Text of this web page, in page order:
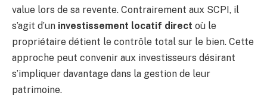
value lors de sa revente. Contrairement aux SCPI, il
s’agit d’un investissement locatif direct où le
propriétaire détient le contrôle total sur le bien. Cette
approche peut convenir aux investisseurs désirant
s’impliquer davantage dans la gestion de leur
patrimoine.